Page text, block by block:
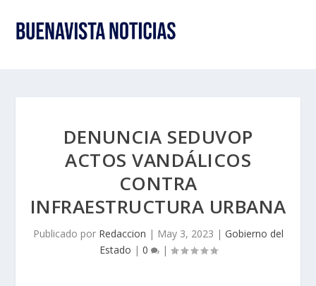
DENUNCIA SEDUVOP
ACTOS VANDÁLICOS
CONTRA
INFRAESTRUCTURA URBANA
Publicado por Redaccion | May 3, 2023 | Gobierno del
Estado | 0 |